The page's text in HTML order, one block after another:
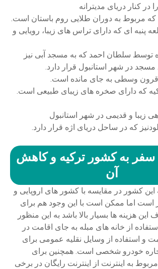
در کنار دریای مدیترانه
مربوط به دوران طلایی روم باستان است.
پنبه ای که دارای تراس های زیبا، رویایی و
سلطان احمد که به مسجد آبی نیز
در شهر استانبول قرار دارد.
قرون وسطی به جای مانده است.
که دارای صخره های زیبای طبیعی است.
زیبا و قدیمی در شهر استانبول
که در ساحل دریای اژه قرار دارد.
سفر به کشور ترکیه و کاهش
آن
کشور در مقایسه با کشور های اروپایی و
است اما ممکن است با این وجود هم برای
هزینه ها بسیار بالا باشد به این منظور
از خانه های مبله به جای اقامت در
و استفاده از وسایل نقلیه عمومی برای
خودرو شخصی است. همچنین برای
به اینترنت از اینترنت رایگان در برخی